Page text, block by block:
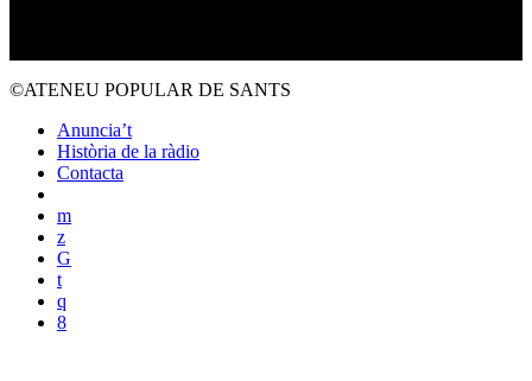
©ATENEU POPULAR DE SANTS
Anuncia’t
Història de la ràdio
Contacta